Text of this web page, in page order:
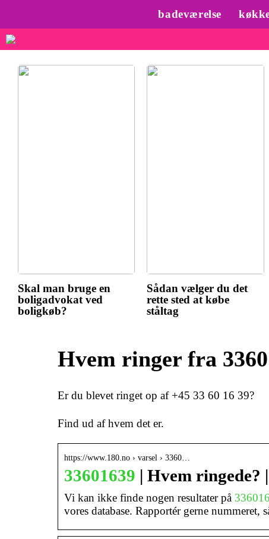
badeværelse
Skal man bruge en
boligadvokat ved
boligkøb?
Sådan vælger du det
rette sted at købe
ståltag
Hvem ringer fra
Er du blevet ringet op af +45 33 60 16 39?
Find ud af hvem det er.
https://www.180.no › varsel › 3360…
33601639 | Hvem ringede?
Vi kan ikke finde nogen resultater på
vores database. Rapportér gerne nummeret,